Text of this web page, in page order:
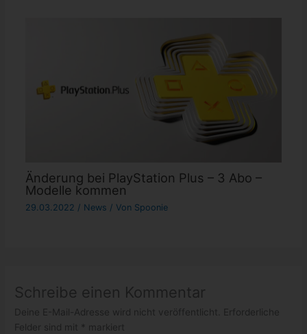
Änderung bei PlayStation Plus – 3 Abo –
Modelle kommen
29.03.2022 / News / Von Spoonie
Schreibe einen Kommentar
Deine E-Mail-Adresse wird nicht veröffentlicht.
Erforderliche
Felder sind mit * markiert